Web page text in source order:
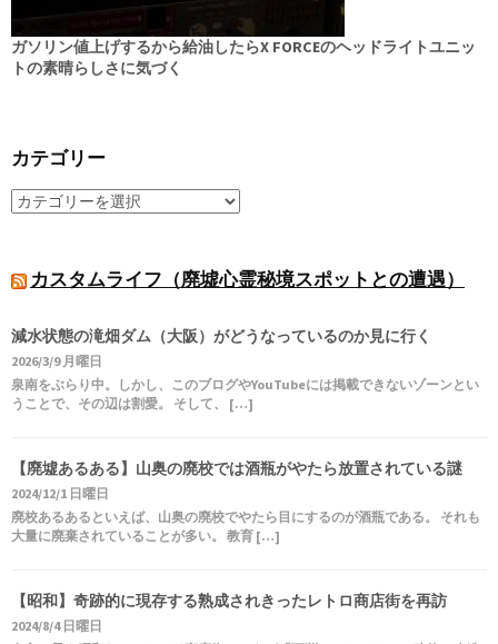
ガソリン値上げするから給油したらX FORCEのヘッドライトユニッ
トの素晴らしさに気づく
カテゴリー
カスタムライフ（廃墟心霊秘境スポットとの遭遇）
減水状態の滝畑ダム（大阪）がどうなっているのか見に行く
2026/3/9 月曜日
泉南をぶらり中。しかし、このブログやYouTubeには掲載できないゾーンとい
うことで、その辺は割愛。 そして、 […]
【廃墟あるある】山奥の廃校では酒瓶がやたら放置されている謎
2024/12/1 日曜日
廃校あるあるといえば、山奥の廃校でやたら目にするのが酒瓶である。 それも
大量に廃棄されていることが多い。 教育 […]
【昭和】奇跡的に現存する熟成されきったレトロ商店街を再訪
2024/8/4 日曜日